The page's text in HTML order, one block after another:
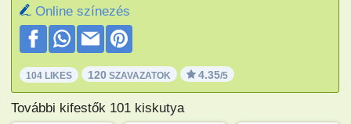
Online színezés
104 LIKES 120 SZAVAZATOK 4.35/5
További kifestők 101 kiskutya